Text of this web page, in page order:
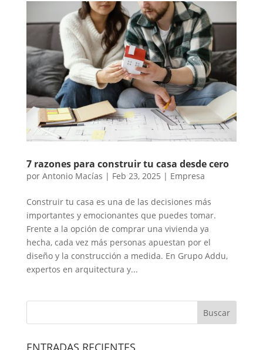
7 razones para construir tu casa desde cero
por Antonio Macías | Feb 23, 2025 | Empresa
Construir tu casa es una de las decisiones más
importantes y emocionantes que puedes tomar.
Frente a la opción de comprar una vivienda ya
hecha, cada vez más personas apuestan por el
diseño y la construcción a medida. En Grupo Addu,
expertos en arquitectura y...
Buscar
ENTRADAS RECIENTES